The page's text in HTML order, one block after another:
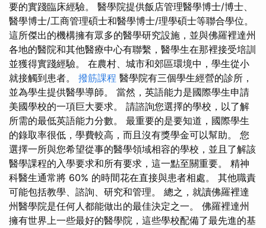
要的實踐臨床經驗。 醫學院提供飯店管理醫學博士/博士、
醫學博士/工商管理碩士和醫學博士/理學碩士等聯合學位。
這所傑出的機構擁有眾多的醫學研究設施，並與佛羅裡達州
各地的醫院和其他醫療中心有聯繫，醫學生在那裡接受培訓
並獲得實踐經驗。 在農村、城市和郊區環境中，學生從小
就接觸到患者。 撥筋課程 醫學院有三個學生經營的診所，
並為學生提供醫學導師。 當然，英語能力是國際學生申請
美國學校的一項巨大要求。 請諮詢您選擇的學校，以了解
所需的最低英語能力分數。 最重要的是要知道，國際學生
的錄取率很低，學費較高，而且沒有獎學金可以幫助。 您
選擇一所與您希望從事的醫學領域相容的學校，並且了解該
醫學課程的入學要求和所有要求，這一點至關重要。 精神
科醫生通常將 60% 的時間花在直接與患者相處。 其他職責
可能包括教學、諮詢、研究和管理。 總之，就讀佛羅裡達
州醫學院是任何人都能做出的最佳決定之一。 佛羅裡達州
擁有世界上一些最好的醫學院，這些學校配備了最先進的基